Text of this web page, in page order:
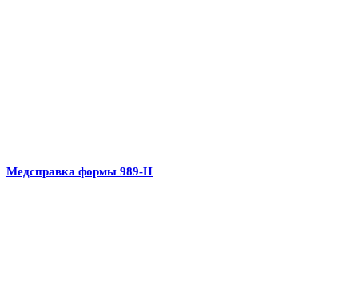
Медсправка формы 989-Н